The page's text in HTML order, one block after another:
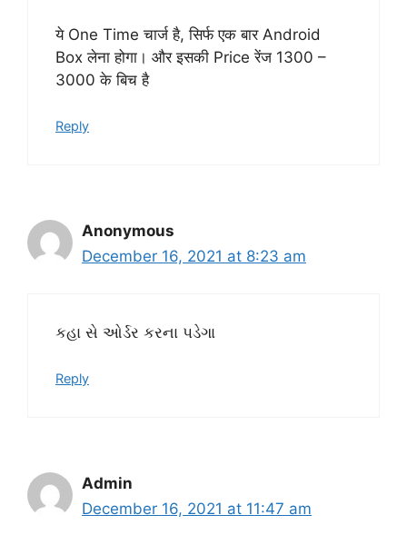
ये One Time चार्ज है, सिर्फ एक बार Android
Box लेना होगा। और इसकी Price रेंज 1300 –
3000 के बिच है
Reply
Anonymous
December 16, 2021 at 8:23 am
કહા સે ઓર્ડર કરના પડેગા
Reply
Admin
December 16, 2021 at 11:47 am